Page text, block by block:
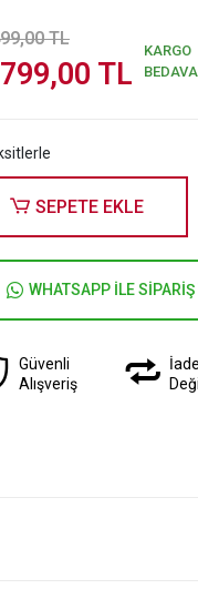
TL
TL
KARGO
BEDAVA
SEPETE EKLE
WHATSAPP İLE SİPARİŞ
Güvenli
Alışveriş